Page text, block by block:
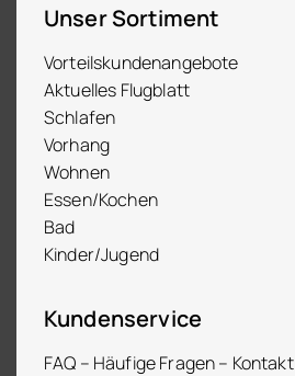
Unser Sortiment
Vorteilskundenangebote
Aktuelles Flugblatt
Schlafen
Vorhang
Wohnen
Essen/Kochen
Bad
Kinder/Jugend
Kundenservice
FAQ – Häufige Fragen – Kontakt